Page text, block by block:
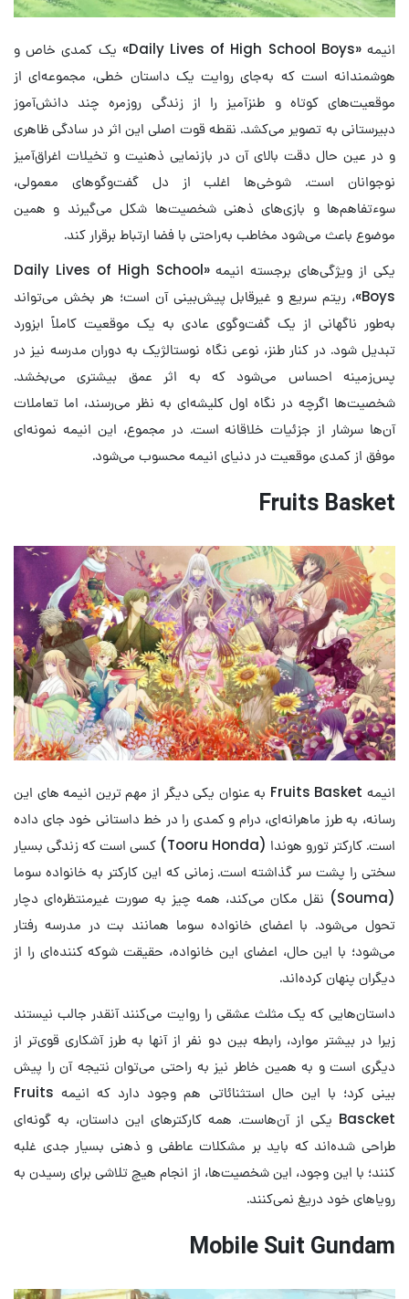
انیمه «Daily Lives of High School Boys» یک کمدی خاص و
هوشمندانه است که به‌جای روایت یک داستان خطی، مجموعه‌ای از
موقعیت‌های کوتاه و طنزآمیز را از زندگی روزمره چند دانش‌آموز
دبیرستانی به تصویر می‌کشد. نقطه قوت اصلی این اثر در سادگی ظاهری
و در عین حال دقت بالای آن در بازنمایی ذهنیت و تخیلات اغراق‌آمیز
نوجوانان است. شوخی‌ها اغلب از دل گفت‌وگوهای معمولی،
سوءتفاهم‌ها و بازی‌های ذهنی شخصیت‌ها شکل می‌گیرند و همین
موضوع باعث می‌شود مخاطب به‌راحتی با فضا ارتباط برقرار کند.
یکی از ویژگی‌های برجسته انیمه «Daily Lives of High School
Boys»، ریتم سریع و غیرقابل پیش‌بینی آن است؛ هر بخش می‌تواند
به‌طور ناگهانی از یک گفت‌وگوی عادی به یک موقعیت کاملاً ابزورد
تبدیل شود. در کنار طنز، نوعی نگاه نوستالژیک به دوران مدرسه نیز در
پس‌زمینه احساس می‌شود که به اثر عمق بیشتری می‌بخشد.
شخصیت‌ها اگرچه در نگاه اول کلیشه‌ای به نظر می‌رسند، اما تعاملات
آن‌ها سرشار از جزئیات خلاقانه است. در مجموع، این انیمه نمونه‌ای
موفق از کمدی موقعیت در دنیای انیمه محسوب می‌شود.
Fruits Basket
انیمه Fruits Basket به عنوان یکی دیگر از مهم ‌ترین انیمه های این
رسانه، به طرز ماهرانه‌ای، درام و کمدی را در خط داستانی خود جای داده
است. کارکتر تورو هوندا (Tooru Honda) کسی است که زندگی بسیار
سختی را پشت سر گذاشته است. زمانی که این کارکتر به خانواده سوما
(Souma) نقل مکان می‌کند، همه چیز به صورت غیرمنتظره‌ای دچار
تحول می‌شود. با اعضای خانواده سوما همانند بت در مدرسه رفتار
می‌شود؛ با این حال، اعضای این خانواده، حقیقت شوکه کننده‌ای را از
دیگران پنهان کرده‌اند.
داستان‌هایی که یک مثلث عشقی را روایت می‌کنند آنقدر جالب نیستند
زیرا در بیشتر موارد، رابطه بین دو نفر از آنها به طرز آشکاری قوی‌تر از
دیگری است و به همین خاطر نیز به راحتی می‌توان نتیجه آن را پیش
بینی کرد؛ با این حال استثنائاتی هم وجود دارد که انیمه Fruits
Bascket یکی از آن‌هاست. همه کارکترهای این داستان، به گونه‌ای
طراحی شده‌اند که باید بر مشکلات عاطفی و ذهنی بسیار جدی غلبه
کنند؛ با این وجود، این شخصیت‌ها، از انجام هیچ تلاشی برای رسیدن به
رویاهای خود دریغ نمی‌کنند.
Mobile Suit Gundam